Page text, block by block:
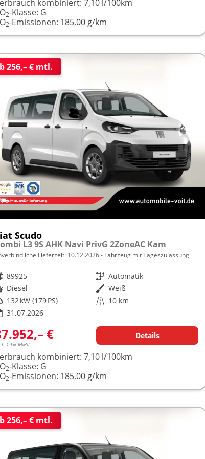
kombiniert: 7,10 l/100km
2-Klasse: G
2-Emissionen: 185,00 g/km
256,– € mtl.
Scudo
L3 9S AHK Navi PrivG 2ZoneAC Kam
Lieferzeit: 10.12.2026 Fahrzeug mit Tageszulassung
89925 Getriebe Automatik
Diesel Außenfarbe Weiß
132 kW (179 PS) Kilometerstand 10 km
31.07.2026
€
19% MwSt.
Details
kombiniert:7,10 l/100km
2-Klasse: G
2-Emissionen: 185,00 g/km
256,– € mtl.